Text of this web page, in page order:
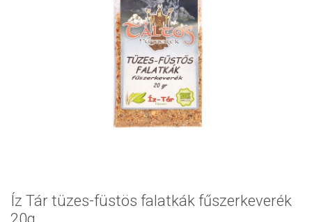
Íz Tár tüzes-füstös falatkák fűszerkeverék